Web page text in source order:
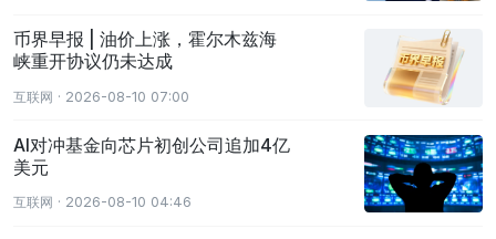
币界早报 | 油价上涨，霍尔木兹海
峡重开协议仍未达成
互联网 · 2026-08-10 07:00
AI对冲基金向芯片初创公司追加4亿
美元
互联网 · 2026-08-10 04:46